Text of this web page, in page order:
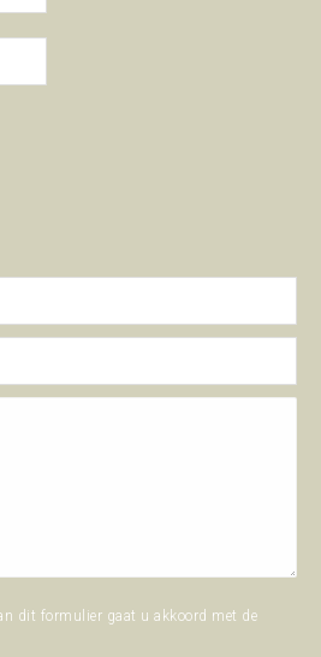
dit formulier gaat u akkoord met de